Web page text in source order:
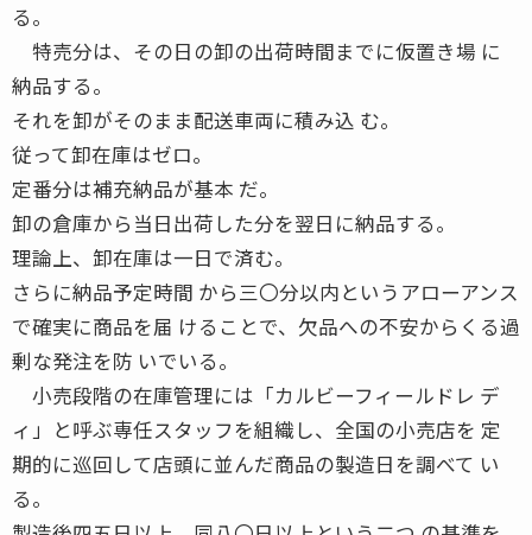
る。
特売分は、その日の卸の出荷時間までに仮置き場 に
納品する。
それを卸がそのまま配送車両に積み込 む。
従って卸在庫はゼロ。
定番分は補充納品が基本 だ。
卸の倉庫から当日出荷した分を翌日に納品する。
理論上、卸在庫は一日で済む。
さらに納品予定時間 から三〇分以内というアローアンス
で確実に商品を届 けることで、欠品への不安からくる過
剰な発注を防 いでいる。
小売段階の在庫管理には「カルビーフィールドレ デ
ィ」と呼ぶ専任スタッフを組織し、全国の小売店を 定
期的に巡回して店頭に並んだ商品の製造日を調べて い
る。